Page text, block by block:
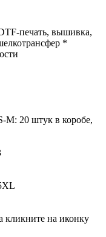
печать, вышивка,
*
M: 20 штук в коробе,
кликните на иконку